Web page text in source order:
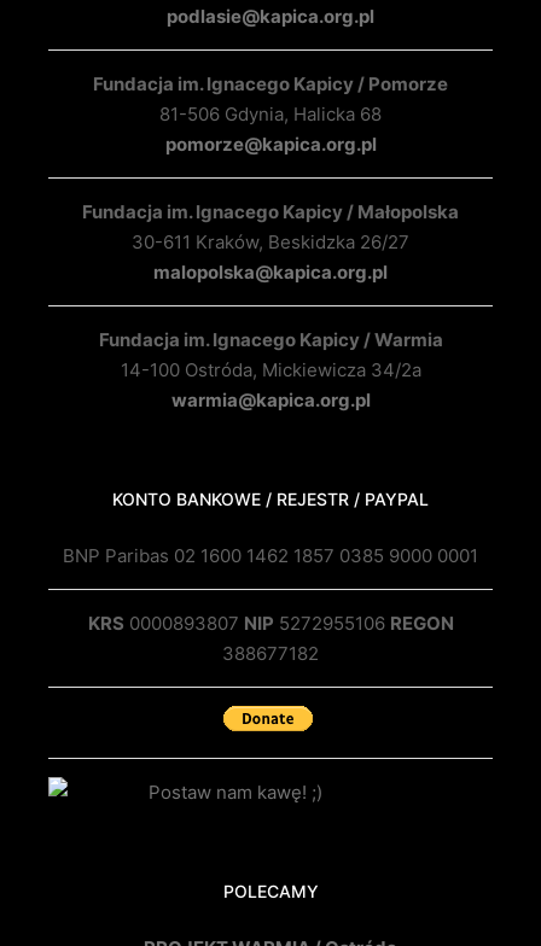
podlasie@kapica.org.pl
Fundacja im. Ignacego Kapicy / Pomorze
81-506 Gdynia, Halicka 68
pomorze@kapica.org.pl
Fundacja im. Ignacego Kapicy / Małopolska
30-611 Kraków, Beskidzka 26/27
malopolska@kapica.org.pl
Fundacja im. Ignacego Kapicy / Warmia
14-100 Ostróda, Mickiewicza 34/2a
warmia@kapica.org.pl
KONTO BANKOWE / REJESTR / PAYPAL
BNP Paribas 02 1600 1462 1857 0385 9000 0001
KRS 0000893807 NIP 5272955106 REGON
388677182
POLECAMY